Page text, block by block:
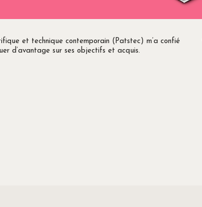
et technique contemporain (Patstec) m’a confié
d’avantage sur ses objectifs et acquis.